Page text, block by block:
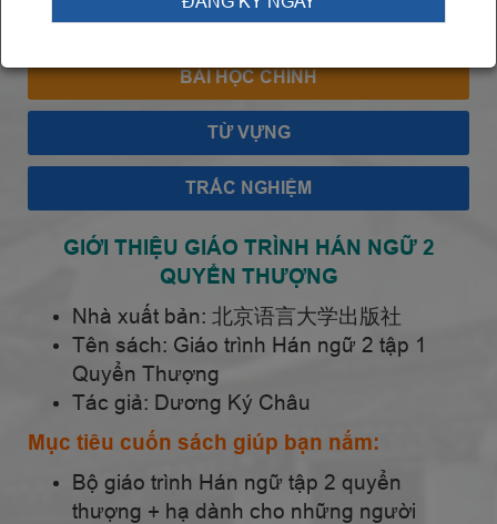
BÀI HỌC CHÍNH
TỪ VỰNG
TRẮC NGHIỆM
GIỚI THIỆU GIÁO TRÌNH HÁN NGỮ 2
QUYỂN THƯỢNG
Nhà xuất bản: 北京语言大学出版社
Tên sách: Giáo trình Hán ngữ 2 tập 1
Quyển Thượng
Tác giả: Dương Ký Châu
Mục tiêu cuốn sách giúp bạn nắm:
Bộ giáo trình Hán ngữ tập 2 quyển
thượng + hạ dành cho những người